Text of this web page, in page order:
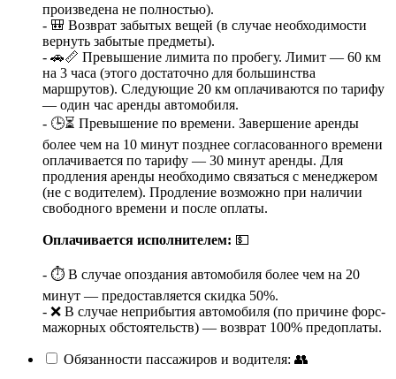
произведена не полностью).
- 🎒 Возврат забытых вещей (в случае необходимости
вернуть забытые предметы).
- 🚗📏 Превышение лимита по пробегу. Лимит — 60 км
на 3 часа (этого достаточно для большинства
маршрутов). Следующие 20 км оплачиваются по тарифу
— один час аренды автомобиля.
- 🕒⏳ Превышение по времени. Завершение аренды
более чем на 10 минут позднее согласованного времени
оплачивается по тарифу — 30 минут аренды. Для
продления аренды необходимо связаться с менеджером
(не с водителем). Продление возможно при наличии
свободного времени и после оплаты.
Оплачивается исполнителем: 💵
- ⏱️ В случае опоздания автомобиля более чем на 20
минут — предоставляется скидка 50%.
- ❌ В случае неприбытия автомобиля (по причине форс-
мажорных обстоятельств) — возврат 100% предоплаты.
Обязанности пассажиров и водителя: 👥